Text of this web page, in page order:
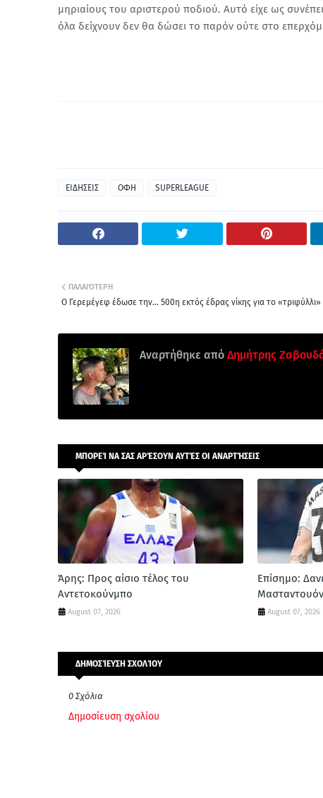
μηριαίους του αριστερού ποδιού. Αυτό είχε ως
όλα δείχνουν δεν θα δώσει το παρόν ούτε στο
ΕΙΔΗΣΕΙΣ ΟΦΗ SUPERLEAGUE
ΠΑΛΑΙΌΤΕΡΗ
O Γερεμέγεφ έδωσε την... 500η εκτός έδρας νίκης για το «τριφύλλι»
Αναρτήθηκε από Δημήτρης
ΜΠΟΡΕΊ ΝΑ ΣΑΣ ΑΡΈΣΟΥΝ ΑΥΤΈΣ ΟΙ ΑΝΑΡΤΉΣΕΙΣ
Άρης: Προς αίσιο τέλος του
Αντετοκούνμπο
August 07, 2026
Επίσημο:
August 07, 2026
ΔΗΜΟΣΊΕΥΣΗ ΣΧΟΛΊΟΥ
0 Σχόλια
Δημοσίευση σχολίου